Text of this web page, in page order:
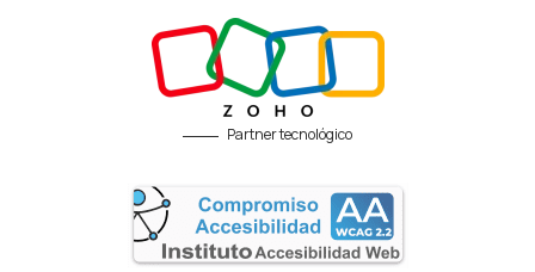
Partner tecnológico